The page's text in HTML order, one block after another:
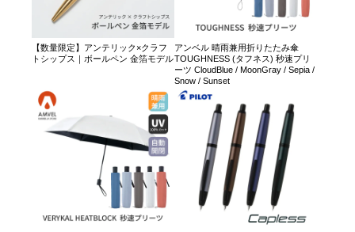
【数量限定】アンテリック×クラフ
トシップス｜ボールペン 金箔モデル
アンベル 晴雨兼用折りたたみ傘
TOUGHNESS (タフネス) 秒速プリ
ーツ CloudBlue / MoonGray / Sepia /
Snow / Sunset